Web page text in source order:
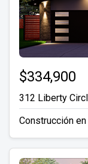
$334,900
312 Liberty
Construcción